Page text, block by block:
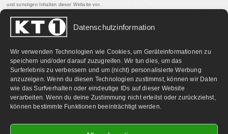
Datenschutzinformation
Wir verwenden Technologien wie Cookies, um Geräteinformationen zu
speichern und/oder darauf zuzugreifen. Wir tun dies, um das
Surferlebnis zu verbessern und um (nicht) personalisierte Werbung
anzuzeigen. Wenn du diesen Technologien zustimmst, können wir Daten
wie das Surfverhalten oder eindeutige IDs auf dieser Website
verarbeiten. Wenn du deine Zustimmung nicht erteilst oder zurückziehst,
können bestimmte Funktionen beeinträchtigt werden.
und sonstigen Inhalten dieser Website vor.
PARTNERLINKS: